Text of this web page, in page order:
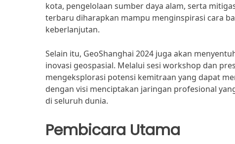
kota, pengelolaan sumber daya alam, serta
terbaru diharapkan mampu menginspirasi cara
keberlanjutan.
Selain itu, GeoShanghai 2024 juga akan
inovasi geospasial. Melalui sesi workshop dan
mengeksplorasi potensi kemitraan yang dapat
dengan visi menciptakan jaringan profesional
di seluruh dunia.
Pembicara Utama